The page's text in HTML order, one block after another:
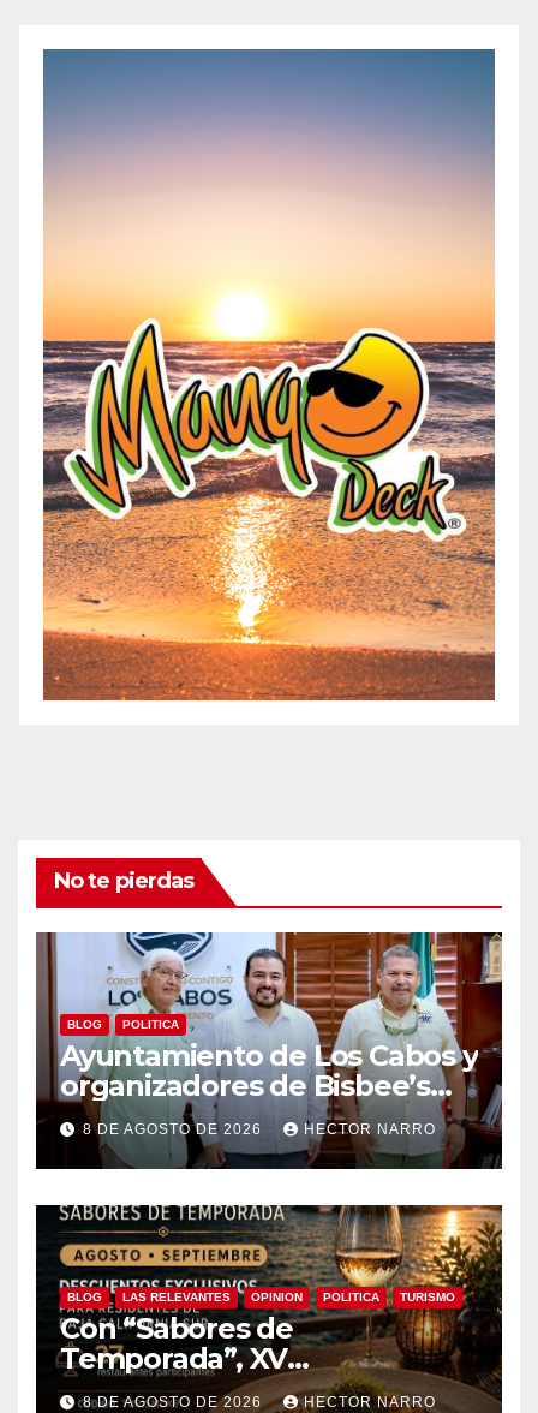
No te pierdas
BLOG POLITICA
Ayuntamiento de Los Cabos y
organizadores de Bisbee’s
coordinan acciones para
edición 2026
8 DE AGOSTO DE 2026 HECTOR NARRO
BLOG LAS RELEVANTES OPINION POLITICA TURISMO
Con “Sabores de
Temporada”, XV
Ayuntamiento de Los Cabos y
8 DE AGOSTO DE 2026 HECTOR NARRO